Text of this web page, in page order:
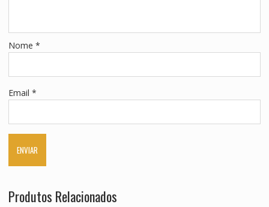
Nome *
Email *
Produtos Relacionados